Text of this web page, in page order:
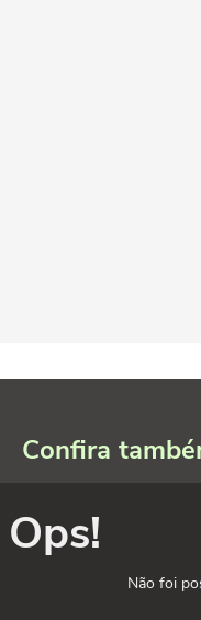
Confira
Ops!
Não foi